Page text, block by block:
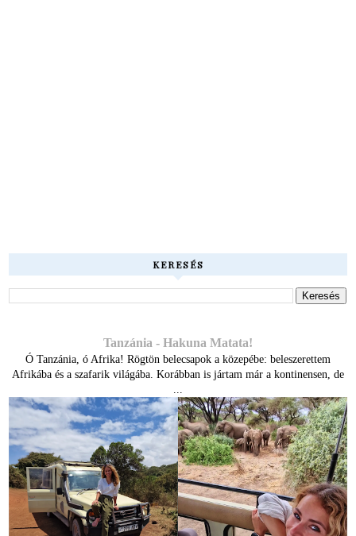
KERESÉS
Tanzánia - Hakuna Matata!
Ó Tanzánia, ó Afrika! Rögtön belecsapok a közepébe: beleszerettem
Afrikába és a szafarik világába. Korábban is jártam már a kontinensen, de
...